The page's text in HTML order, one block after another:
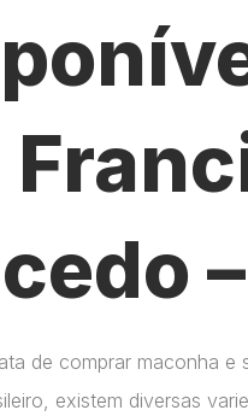
de comprar maconha e
existem diversas